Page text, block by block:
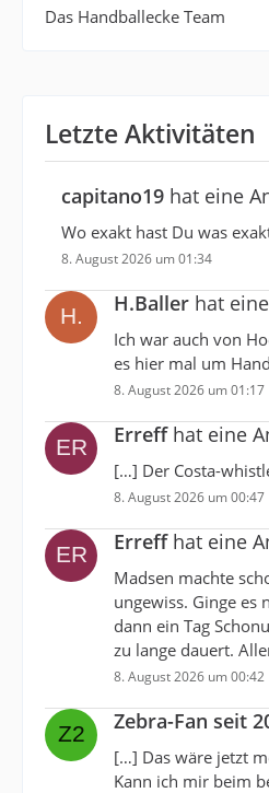
Das Handballecke Team
Letzte Aktivitäten
capitano19 hat eine
Wo exakt hast Du was
8. August 2026 um 01:34
H.Baller hat
Ich war auch von
es hier mal um
8. August 2026 um 01:17
Erreffhat eine
[…] Der Costa-
8. August 2026 um 00:47
Erreffhat eine
Madsen machte
ungewiss. Ginge es
dann ein Tag
zu lange dauert.
8. August 2026 um 00:42
Zebra-Fan seit
[…] Das wäre jetzt
Kann ich mir beim